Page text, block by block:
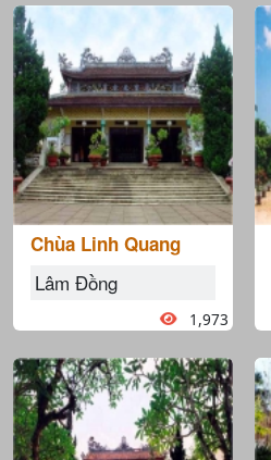
Chùa Linh Quang
Lâm Đồng
1,973